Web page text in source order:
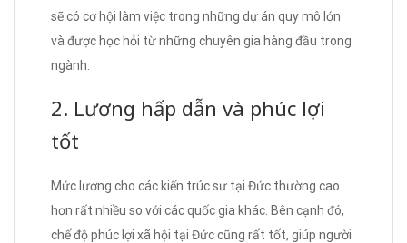
sẽ có cơ hội làm việc trong những dự án quy mô lớn
và được học hỏi từ những chuyên gia hàng đầu trong
ngành.
2. Lương hấp dẫn và phúc lợi
tốt
Mức lương cho các kiến trúc sư tại Đức thường cao
hơn rất nhiều so với các quốc gia khác. Bên cạnh đó,
chế độ phúc lợi xã hội tại Đức cũng rất tốt, giúp người